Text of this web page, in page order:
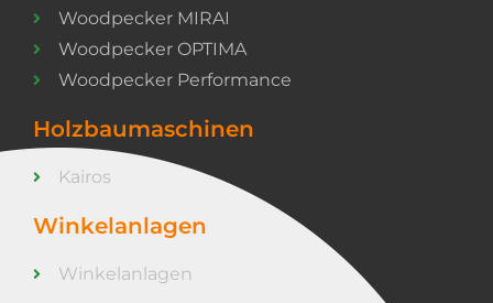
Woodpecker MIRAI
Woodpecker OPTIMA
Woodpecker Performance
Holzbaumaschinen
Kairos
Winkelanlagen
Winkelanlagen